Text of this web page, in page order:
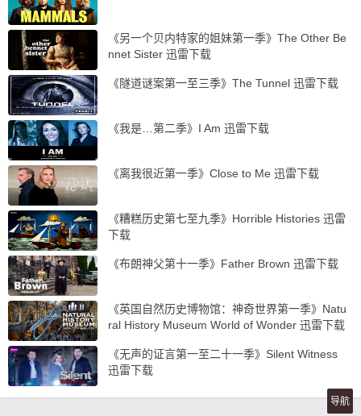
《另一个贝内特家的姐妹第一季》The Other Be
nnet Sister 迅雷下载
《隧道谜案第一至三季》The Tunnel 迅雷下载
《我是…第二季》I Am 迅雷下载
《离我很近第一季》Close to Me 迅雷下载
《糟糕历史第七至九季》Horrible Histories 迅雷
下载
《布朗神父第十一季》Father Brown 迅雷下载
《英国自然历史博物馆：神奇世界第一季》Natu
ral History Museum World of Wonder 迅雷下载
《无声的证言第一至二十一季》Silent Witness
迅雷下载
导航